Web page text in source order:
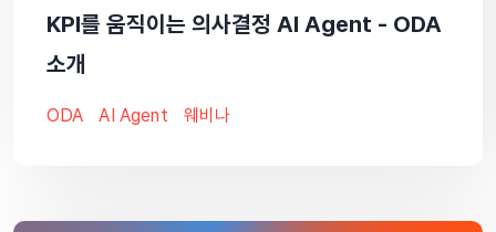
KPI를 움직이는 의사결정 AI Agent - ODA
소개
ODA AI Agent 웨비나